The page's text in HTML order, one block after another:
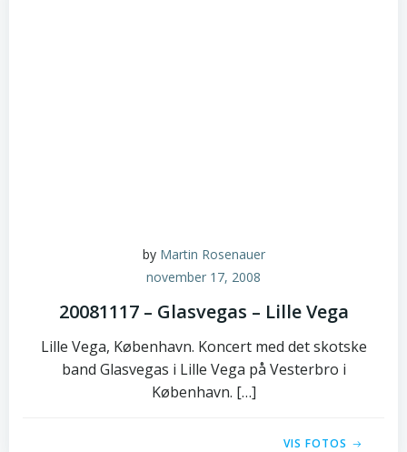
by Martin Rosenauer
november 17, 2008
20081117 – Glasvegas – Lille Vega
Lille Vega, København. Koncert med det skotske
band Glasvegas i Lille Vega på Vesterbro i
København. […]
VIS FOTOS